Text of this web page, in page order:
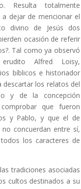
Resulta totalmente
dejar de mencionar el
divino de Jesús dos
ocasión de referir
Tal como ya observó
Alfred Loisy,
bíblicos e historiador
descartar los relatos del
y de la concepción
que fueron
y Pablo, y que el de
concuerdan entre sí,
los caracteres de
tradiciones asociadas
cultos destinados a su